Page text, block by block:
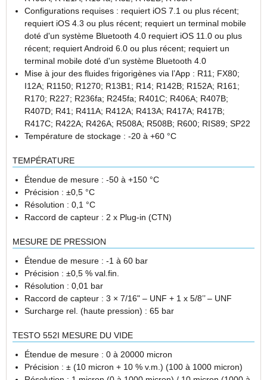
Configurations requises : requiert iOS 7.1 ou plus récent;
requiert iOS 4.3 ou plus récent; requiert un terminal mobile
doté d'un système Bluetooth 4.0 requiert iOS 11.0 ou plus
récent; requiert Android 6.0 ou plus récent; requiert un
terminal mobile doté d'un système Bluetooth 4.0
Mise à jour des fluides frigorigènes via l’App : R11; FX80;
I12A; R1150; R1270; R13B1; R14; R142B; R152A; R161;
R170; R227; R236fa; R245fa; R401C; R406A; R407B;
R407D; R41; R411A; R412A; R413A; R417A; R417B;
R417C; R422A; R426A; R508A; R508B; R600; RIS89; SP22
Température de stockage : -20 à +60 °C
TEMPÉRATURE
Étendue de mesure : -50 à +150 °C
Précision : ±0,5 °C
Résolution : 0,1 °C
Raccord de capteur : 2 x Plug-in (CTN)
MESURE DE PRESSION
Étendue de mesure : -1 à 60 bar
Précision : ±0,5 % val.fin.
Résolution : 0,01 bar
Raccord de capteur : 3 × 7/16" – UNF + 1 x 5/8’’ – UNF
Surcharge rel. (haute pression) : 65 bar
TESTO 552I MESURE DU VIDE
Étendue de mesure : 0 à 20000 micron
Précision : ± (10 micron + 10 % v.m.) (100 à 1000 micron)